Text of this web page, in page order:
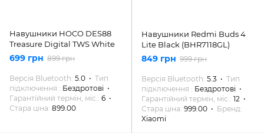
Навушники HOCO DES88
Treasure Digital TWS White
699 грн 899 грн
Версія Bluetooth 5.0
Тип
підключення
Бездротові
Гарантійний термін, міс. 6
Стара ціна 899.00
Навушники Redmi Buds 4
Lite Black (BHR7118GL)
849 грн 999 грн
Версія Bluetooth 5.3
Тип
підключення
Бездротові
Гарантійний термін, міс. 12
Стара ціна 999.00
Бренд
Xiaomi